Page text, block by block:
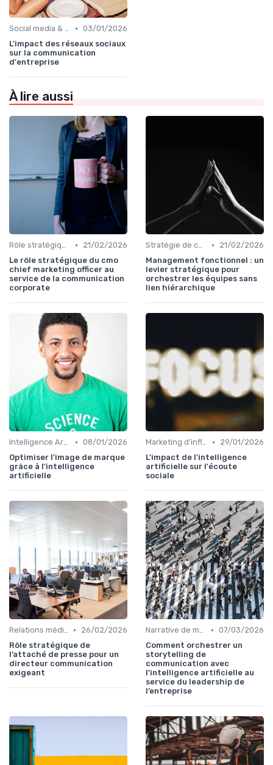
Social media & e-réputation • 03/01/2026
L'impact des réseaux sociaux
sur la communication
d'entreprise
À lire aussi
Rôle stratégique du directeur de la communication •
21/02/2026
Le rôle stratégique du cmo
chief marketing officer au
service de la communication
corporate
Stratégie de communication d’entreprise •
21/02/2026
Management fonctionnel : un
levier stratégique pour
orchestrer les équipes sans
lien hiérarchique
Intelligence Artificielle en communication • 08/01/2026
Optimiser l'image de marque
grâce à l'intelligence
artificielle
Marketing d’influence & social listening •
29/01/2026
L'impact de l'intelligence
artificielle sur l'écoute
sociale
Relations médias & presse •
26/02/2026
Rôle stratégique de
l’attaché de presse pour un
directeur communication
exigeant
Narrative de marque & storytelling • 07/03/2026
Comment orchestrer un
storytelling de
communication avec
l’intelligence artificielle au
service du leadership de
l’entreprise